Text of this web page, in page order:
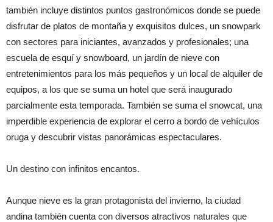
también incluye distintos puntos gastronómicos donde se puede
disfrutar de platos de montaña y exquisitos dulces, un snowpark
con sectores para iniciantes, avanzados y profesionales; una
escuela de esquí y snowboard, un jardín de nieve con
entretenimientos para los más pequeños y un local de alquiler de
equipos, a los que se suma un hotel que será inaugurado
parcialmente esta temporada. También se suma el snowcat, una
imperdible experiencia de explorar el cerro a bordo de vehículos
oruga y descubrir vistas panorámicas espectaculares.
Un destino con infinitos encantos.
Aunque nieve es la gran protagonista del invierno, la ciudad
andina también cuenta con diversos atractivos naturales que